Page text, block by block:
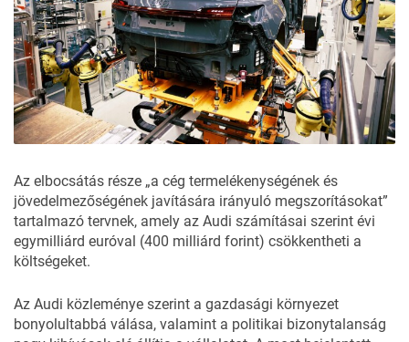
Az elbocsátás része „a cég termelékenységének és
jövedelmezőségének javítására irányuló megszorításokat”
tartalmazó tervnek, amely az Audi számításai szerint évi
egymilliárd euróval (400 milliárd forint) csökkentheti a
költségeket.
Az Audi közleménye szerint a gazdasági környezet
bonyolultabbá válása, valamint a politikai bizonytalanság